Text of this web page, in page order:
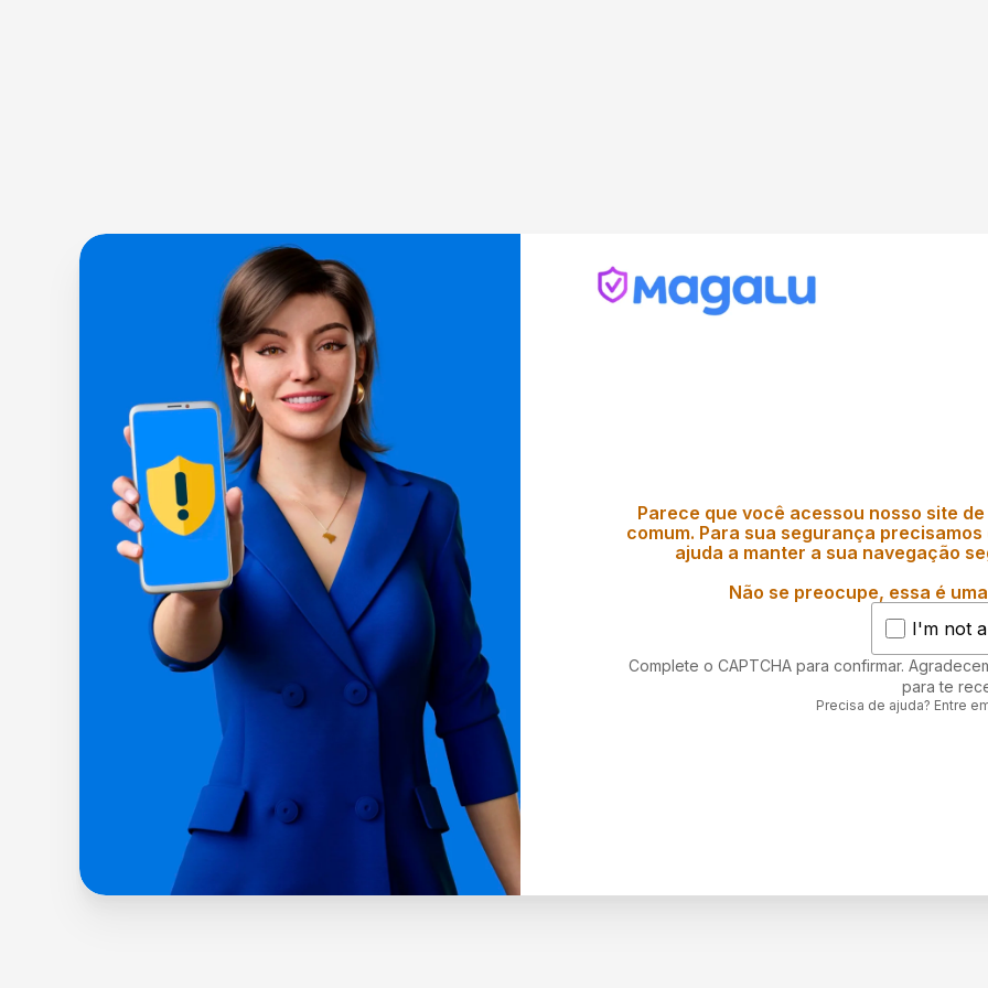
Parece que você acessou nosso site
comum. Para sua segurança
ajuda a manter a sua navegação
Não se preocupe, essa é
I'm not
Complete o CAPTCHA para confirmar.
para te
Precisa de ajuda? Entre